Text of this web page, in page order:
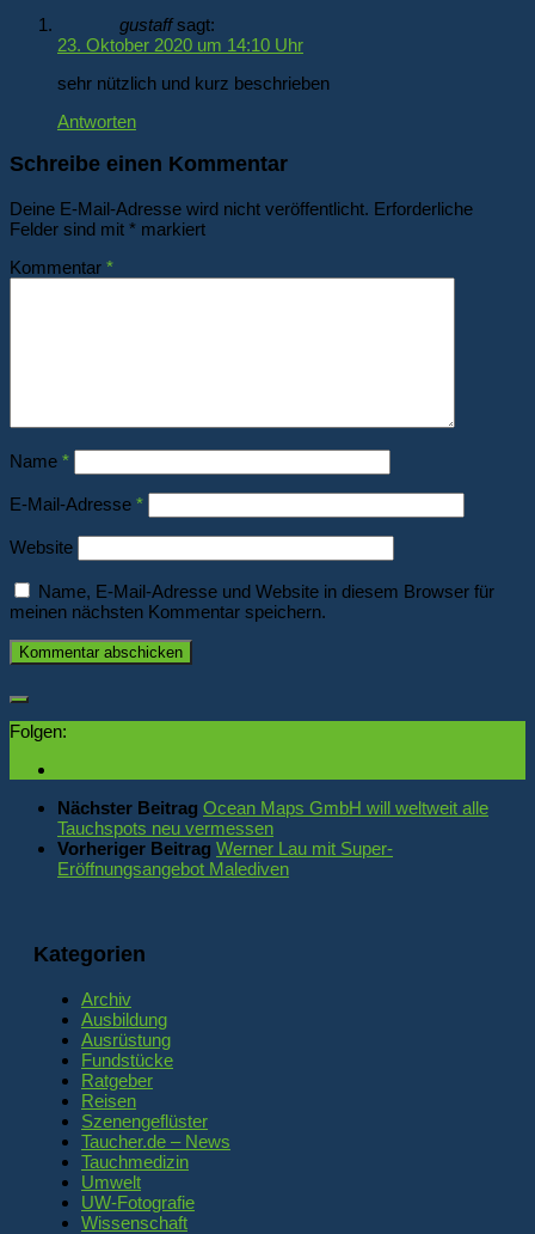
gustaff sagt:
23. Oktober 2020 um 14:10 Uhr
sehr nützlich und kurz beschrieben
Antworten
Schreibe einen Kommentar
Deine E-Mail-Adresse wird nicht veröffentlicht. Erforderliche
Felder sind mit * markiert
Kommentar *
Name *
E-Mail-Adresse *
Website
Name, E-Mail-Adresse und Website in diesem Browser für
meinen nächsten Kommentar speichern.
Folgen:
Nächster Beitrag Ocean Maps GmbH will weltweit alle
Tauchspots neu vermessen
Vorheriger Beitrag Werner Lau mit Super-
Eröffnungsangebot Malediven
Kategorien
Archiv
Ausbildung
Ausrüstung
Fundstücke
Ratgeber
Reisen
Szenengeflüster
Taucher.de – News
Tauchmedizin
Umwelt
UW-Fotografie
Wissenschaft